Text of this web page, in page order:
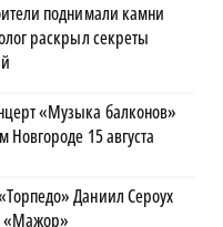
поднимали камни
раскрыл секреты
«Музыка балконов»
15 августа
Даниил Сероух
«Мажор»